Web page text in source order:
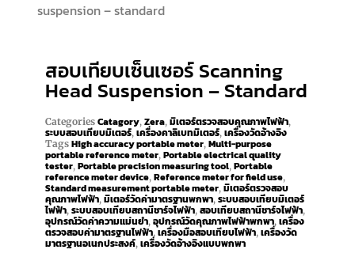
suspension – standard
สอบเทียบเซ็นเซอร์ Scanning
Head Suspension – Standard
Categories Catagory, Zera, มิเตอร์ตรวจสอบคุณภาพไฟฟ้า,
ระบบสอบเทียบมิเตอร์, เครื่องคาลิเบทมิเตอร์, เครื่องวัดอ้างอิง
Tags High accuracy portable meter, Multi-purpose
portable reference meter, Portable electrical quality
tester, Portable precision measuring tool, Portable
reference meter device, Reference meter for field use,
Standard measurement portable meter, มิเตอร์ตรวจสอบ
คุณภาพไฟฟ้า, มิเตอร์วัดค่ามาตรฐานพกพา, ระบบสอบเทียบมิเตอร์
ไฟฟ้า, ระบบสอบเทียบสถานีชาร์จไฟฟ้า, สอบเทียบสถานีชาร์จไฟฟ้า,
อุปกรณ์วัดค่าความแม่นยำ, อุปกรณ์วัดคุณภาพไฟฟ้าพกพา, เครื่อง
ตรวจสอบค่ามาตรฐานไฟฟ้า,เครื่องมือสอบเทียบไฟฟ้า, เครื่องวัด
มาตรฐานอเนกประสงค์, เครื่องวัดอ้างอิงแบบพกพา